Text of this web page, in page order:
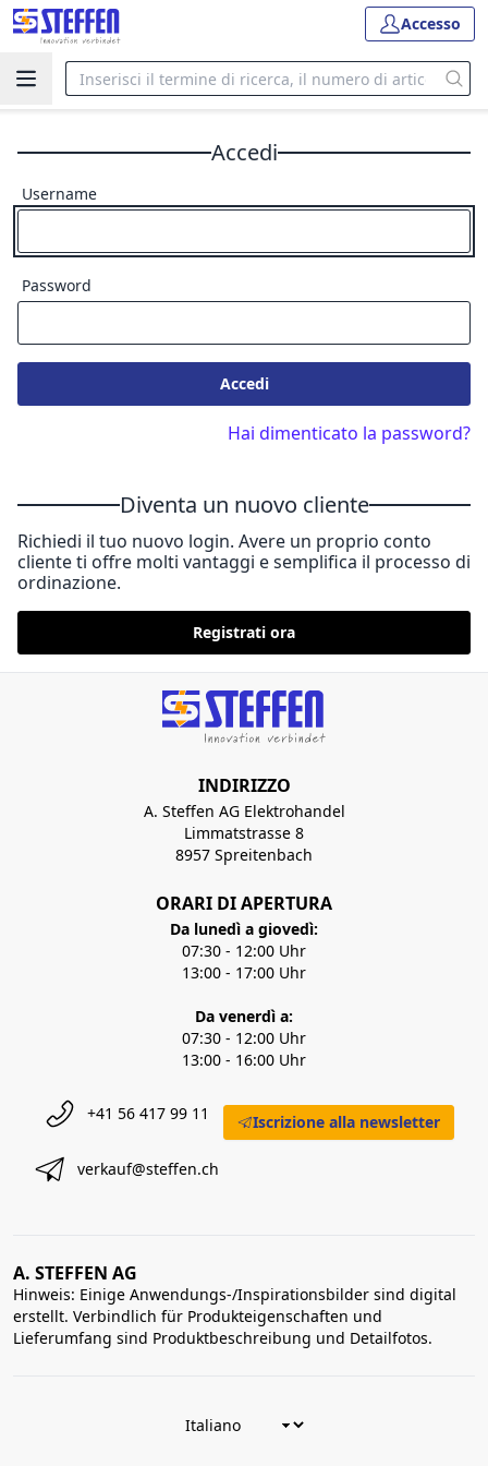
Accesso
Accedi
Username
Password
Accedi
Hai dimenticato la password?
Diventa un nuovo cliente
Richiedi il tuo nuovo login. Avere un proprio conto
cliente ti offre molti vantaggi e semplifica il processo di
ordinazione.
Registrati ora
INDIRIZZO
A. Steffen AG Elektrohandel
Limmatstrasse 8
8957 Spreitenbach
ORARI DI APERTURA
Da lunedì a giovedì:
07:30 - 12:00 Uhr
13:00 - 17:00 Uhr
Da venerdì a:
07:30 - 12:00 Uhr
13:00 - 16:00 Uhr
+41 56 417 99 11
verkauf@steffen.ch
Iscrizione alla newsletter
A. STEFFEN AG
Hinweis: Einige Anwendungs-/Inspirationsbilder sind digital
erstellt. Verbindlich für Produkteigenschaften und
Lieferumfang sind Produktbeschreibung und Detailfotos.